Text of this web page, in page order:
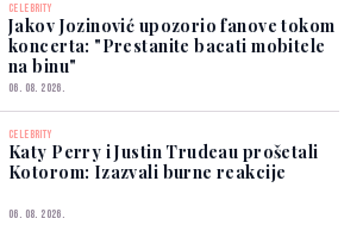
CELEBRITY
Jakov Jozinović upozorio fanove tokom
koncerta: "Prestanite bacati mobitele
na binu"
06. 08. 2026.
CELEBRITY
Katy Perry i Justin Trudeau prošetali
Kotorom: Izazvali burne reakcije
06. 08. 2026.